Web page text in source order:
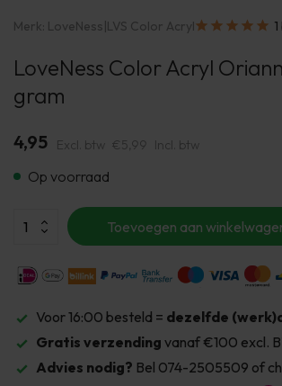
Merk: LoveNess|LVS Color Acryl
LoveNess Color Acryl
gram
4,95 Excl. btw €5,99 Incl. btw
Op voorraad
Toevoegen aan
Voor 16:00 besteld = dezelfde
Gratis verzending vanaf €100 excl.
Advies nodig? Bel 074-2505509 of